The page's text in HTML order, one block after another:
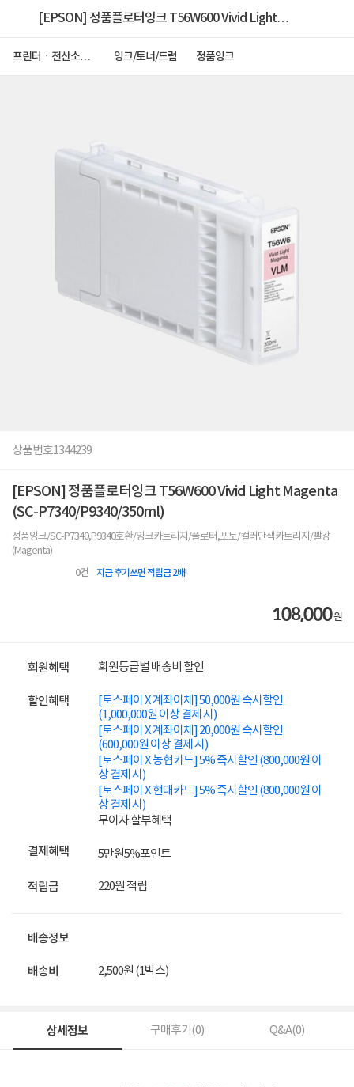
[EPSON] 정품플로터잉크 T56W600 Vivid Light
프린터ㆍ전산소모
잉크/토너/드럼 정품잉크
상품번호1344239
[EPSON] 정품플로터잉크 T56W600 Vivid Light Magenta
(SC-P7340/P9340/350ml)
정품잉크/SC-P7340,P9340호환/잉크카트리지/플로터,포토/컬러단색카트리지/빨강
(Magenta)
0건 지금 후기쓰면 적립금 2배!
108,000원
회원혜택 회원등급별 배송비 할인
할인혜택
[토스페이 X 계좌이체] 50,000원 즉시할인
(1,000,000원 이상 결제 시)
[토스페이 X 계좌이체] 20,000원 즉시할인
(600,000원 이상 결제 시)
[토스페이 X 농협카드] 5% 즉시할인 (800,000원 이
상 결제 시)
[토스페이 X 현대카드] 5% 즉시할인 (800,000원 이
상 결제 시)
무이자 할부혜택
결제혜택 5만원5%포인트
적립금 220원 적립
배송정보
배송비 2,500원 (1박스)
상세정보 구매후기(0) Q&A(0)